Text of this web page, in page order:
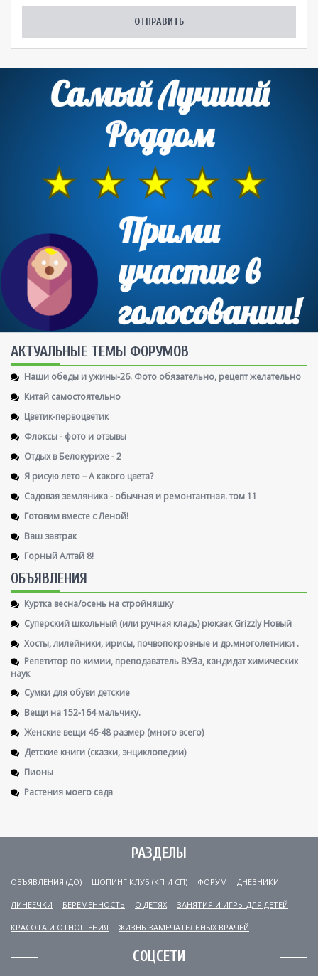
AКТУАЛЬНЫЕ ТЕМЫ ФОРУМОВ
Наши обеды и ужины-26. Фото обязательно, рецепт желательно
Китай самостоятельно
Цветик-первоцветик
Флоксы - фото и отзывы
Отдых в Белокурихе - 2
Я рисую лето – А какого цвета?
Садовая земляника - обычная и ремонтантная. том 11
Готовим вместе с Леной!
Ваш завтрак
Горный Алтай 8!
ОБЪЯВЛЕНИЯ
Куртка весна/осень на стройняшку
Суперский школьный (или ручная кладь) рюкзак Grizzly Новый
Хосты, лилейники, ирисы, почвопокровные и др.многолетники .
Репетитор по химии, преподаватель ВУЗа, кандидат химических
наук
Сумки для обуви детские
Вещи на 152-164 мальчику.
Женские вещи 46-48 размер (много всего)
Детские книги (сказки, энциклопедии)
Пионы
Растения моего сада
РАЗДЕЛЫ
ОБЪЯВЛЕНИЯ (ДО) ШОПИНГ КЛУБ (КП И СП) ФОРУМ ДНЕВНИКИ
ЛИНЕЕЧКИ БЕРЕМЕННОСТЬ О ДЕТЯХ ЗАНЯТИЯ И ИГРЫ ДЛЯ ДЕТЕЙ
КРАСОТА И ОТНОШЕНИЯ ЖИЗНЬ ЗАМЕЧАТЕЛЬНЫХ ВРАЧЕЙ
СОЦСЕТИ